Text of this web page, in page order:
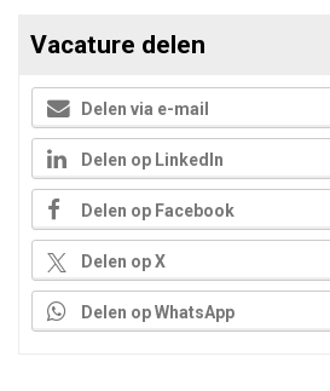
Vacature delen
Delen via e-mail
Delen op LinkedIn
Delen op Facebook
Delen op X
Delen op WhatsApp